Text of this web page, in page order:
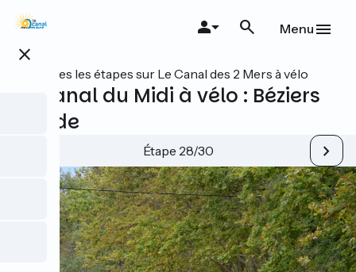
Aller
principal
close
Menu
Toutes les étapes sur Le Canal des 2 Mers à vélo
Le Canal du Midi à vélo : Béziers
/ Agde
Étape 28/30